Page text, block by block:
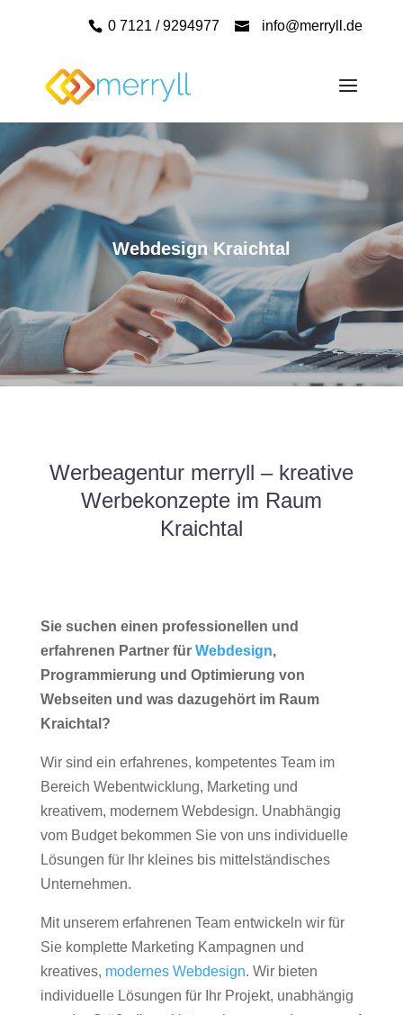
0 7121 / 9294977 info@merryll.de
Webdesign Kraichtal
Werbeagentur merryll – kreative
Werbekonzepte im Raum
Kraichtal
Sie suchen einen professionellen und
erfahrenen Partner für Webdesign,
Programmierung und Optimierung von
Webseiten und was dazugehört im Raum
Kraichtal?
Wir sind ein erfahrenes, kompetentes Team im
Bereich Webentwicklung, Marketing und
kreativem, modernem Webdesign. Unabhängig
vom Budget bekommen Sie von uns individuelle
Lösungen für Ihr kleines bis mittelständisches
Unternehmen.
Mit unserem erfahrenen Team entwickeln wir für
Sie komplette Marketing Kampagnen und
kreatives, modernes Webdesign. Wir bieten
individuelle Lösungen für Ihr Projekt, unabhängig